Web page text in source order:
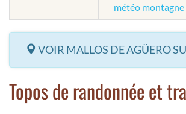
météo
VOIR MALLOS DE AGÜERO
Topos de randonnée et